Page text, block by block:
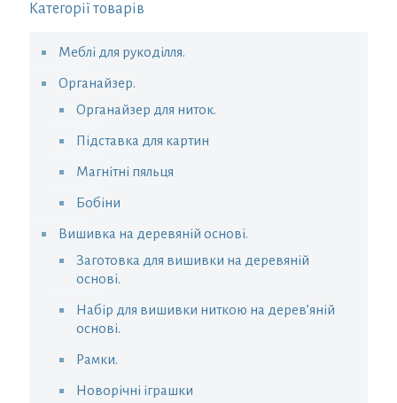
Категорії товарів
Меблі для рукоділля.
Органайзер.
Органайзер для ниток.
Підставка для картин
Магнітні пяльця
Бобіни
Вишивка на деревяній основі.
Заготовка для вишивки на деревяній
основі.
Набір для вишивки ниткою на дерев’яній
основі.
Рамки.
Новорічні іграшки